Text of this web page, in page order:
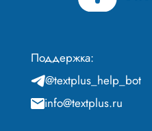
Поддержка:
@textplus_help_bot
info@textplus.ru